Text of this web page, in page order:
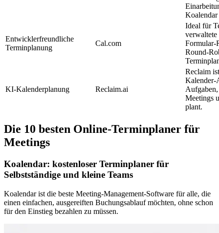
Koalendar
Entwicklerfreundliche
Terminplanung
Cal.com
Ideal für
verwaltete
Formular-
Round-
KI-Kalenderplanung Reclaim.ai
Reclaim
Kalender-
Meetings
plant.
Die 10 besten Online-Terminplaner für
Meetings
Koalendar: kostenloser Terminplaner für
Selbstständige und kleine Teams
Koalendar ist die beste Meeting-Management-Software für alle, die
einen einfachen, ausgereiften Buchungsablauf möchten, ohne schon
für den Einstieg bezahlen zu müssen.